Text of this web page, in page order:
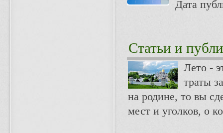
Дата
Статьи и
Лето -
траты
на родине, то вы
мест и уголков, о